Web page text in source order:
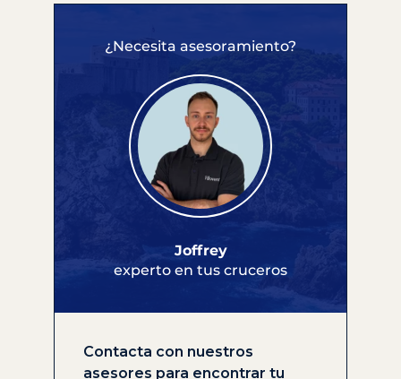
¿Necesita asesoramiento?
Joffrey
experto en tus cruceros
Contacta con nuestros
asesores para encontrar tu